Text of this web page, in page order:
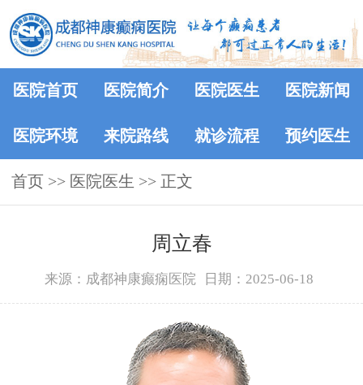
医院首页 医院简介 医院医生 医院新闻
医院环境 来院路线 就诊流程 预约医生
首页 >> 医院医生 >> 正文
周立春
来源：成都神康癫痫医院 日期：2025-06-18